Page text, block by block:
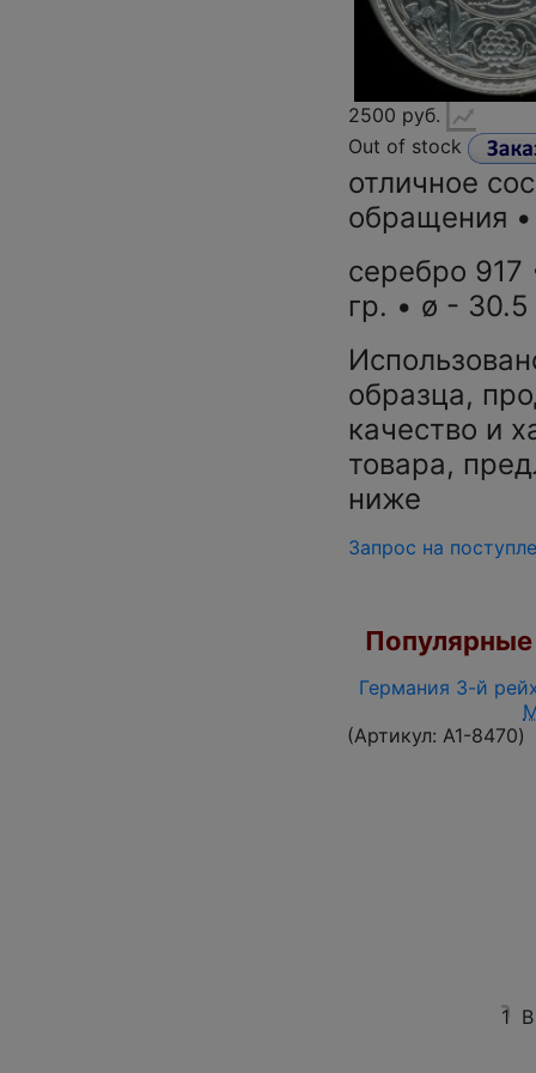
2500 руб.
Out of stock
отличное
обращения
серебро 917
гр. • ø -
образца,
качество и
товара,
ниже
Запрос на
Германия 3-й
(Артикул: A1-8470)
1